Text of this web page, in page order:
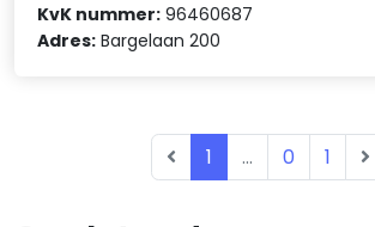
KvK nummer: 96460687
Adres: Bargelaan 200
1 ... 0 1